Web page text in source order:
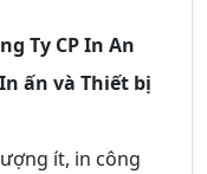
Ty CP In An
ấn và Thiết bị
ít, in công